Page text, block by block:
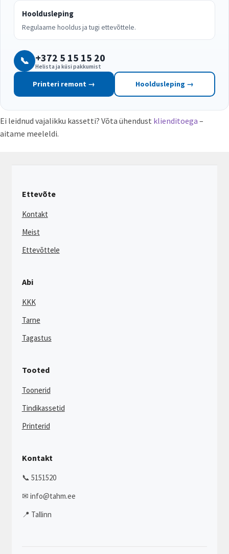
Hooldusleping
Regulaarne hooldus ja tugi ettevõttele.
📞 +372 5 15 15 20
Helista ja küsi pakkumist
Printeri remont → Hooldusleping →
Ei leidnud vajalikku kassetti? Võta ühendust klienditoega –
aitame meeleldi.
Ettevõte
Kontakt
Meist
Ettevõttele
Abi
KKK
Tarne
Tagastus
Tooted
Toonerid
Tindikassetid
Printerid
Kontakt
📞 5151520
✉ info@tahm.ee
📍 Tallinn